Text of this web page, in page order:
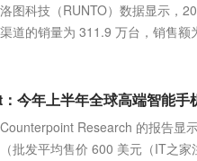
图科技（RUNTO）数据显示，
道的销量为 311.9 万台，销售额
Research 的报告显
批发平均售价 600 美元（IT之家